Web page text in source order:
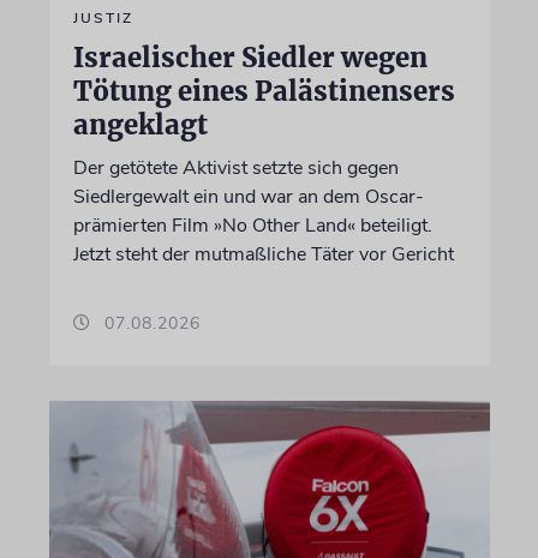
JUSTIZ
Israelischer Siedler wegen
Tötung eines Palästinensers
angeklagt
Der getötete Aktivist setzte sich gegen
Siedlergewalt ein und war an dem Oscar-
prämierten Film »No Other Land« beteiligt.
Jetzt steht der mutmaßliche Täter vor Gericht
07.08.2026